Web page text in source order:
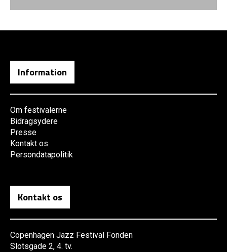
Information
Om festivalerne
Bidragsydere
Presse
Kontakt os
Persondatapolitik
Kontakt os
Copenhagen Jazz Festival Fonden
Slotsgade 2, 4. tv.